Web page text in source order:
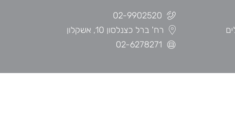
02-9902520
רח' ברל כצנלסון 10, אשקלון
02-6278271